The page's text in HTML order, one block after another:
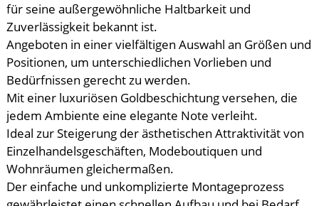
für seine außergewöhnliche Haltbarkeit und
Zuverlässigkeit bekannt ist.
Angeboten in einer vielfältigen Auswahl an Größen und
Positionen, um unterschiedlichen Vorlieben und
Bedürfnissen gerecht zu werden.
Mit einer luxuriösen Goldbeschichtung versehen, die
jedem Ambiente eine elegante Note verleiht.
Ideal zur Steigerung der ästhetischen Attraktivität von
Einzelhandelsgeschäften, Modeboutiquen und
Wohnräumen gleichermaßen.
Der einfache und unkomplizierte Montageprozess